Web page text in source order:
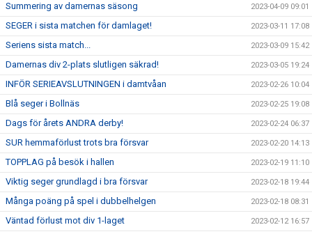
Summering av damernas säsong 2023-04-09 09:01
SEGER i sista matchen för damlaget! 2023-03-11 17:08
Seriens sista match... 2023-03-09 15:42
Damernas div 2-plats slutligen säkrad! 2023-03-05 19:24
INFÖR SERIEAVSLUTNINGEN i damtvåan 2023-02-26 10:04
Blå seger i Bollnäs 2023-02-25 19:08
Dags för årets ANDRA derby! 2023-02-24 06:37
SUR hemmaförlust trots bra försvar 2023-02-20 14:13
TOPPLAG på besök i hallen 2023-02-19 11:10
Viktig seger grundlagd i bra försvar 2023-02-18 19:44
Många poäng på spel i dubbelhelgen 2023-02-18 08:31
Väntad förlust mot div 1-laget 2023-02-12 16:57